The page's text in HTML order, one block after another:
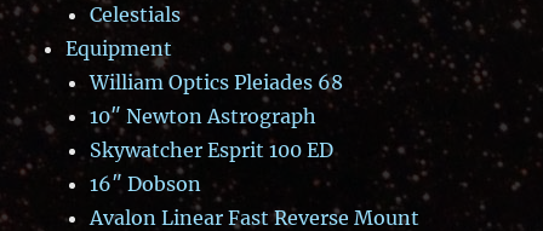
Celestials
Equipment
William Optics Pleiades 68
10″ Newton Astrograph
Skywatcher Esprit 100 ED
16″ Dobson
Avalon Linear Fast Reverse Mount